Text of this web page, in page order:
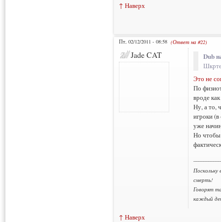
↑ Наверх
Пт, 02/12/2011 - 08:58 (Ответ на #22)
Jade CAT Dub
Это не
По
вроде
Ну, а то,
игроки
уже
Но чтобы
смерть!
Говорят
каждый
↑ Наверх